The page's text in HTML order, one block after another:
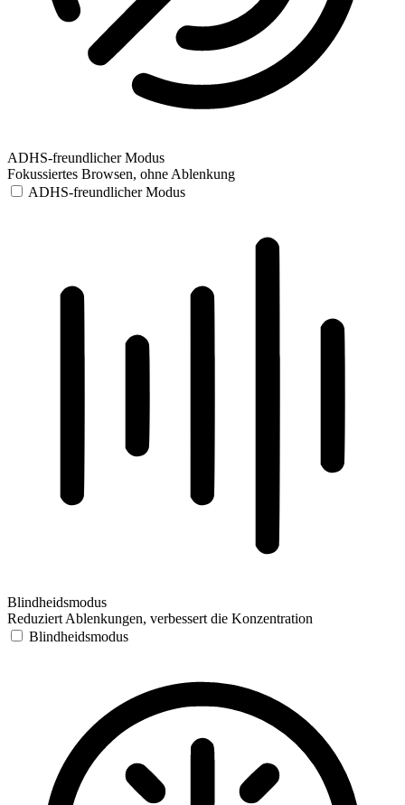
ADHS-freundlicher Modus
Fokussiertes Browsen, ohne Ablenkung
ADHS-freundlicher Modus
Blindheidsmodus
Reduziert Ablenkungen, verbessert die Konzentration
Blindheidsmodus